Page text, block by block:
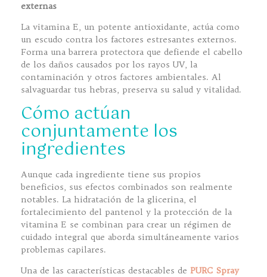
externas
La vitamina E, un potente antioxidante, actúa como
un escudo contra los factores estresantes externos.
Forma una barrera protectora que defiende el cabello
de los daños causados por los rayos UV, la
contaminación y otros factores ambientales. Al
salvaguardar tus hebras, preserva su salud y vitalidad.
Cómo actúan
conjuntamente los
ingredientes
Aunque cada ingrediente tiene sus propios
beneficios, sus efectos combinados son realmente
notables. La hidratación de la glicerina, el
fortalecimiento del pantenol y la protección de la
vitamina E se combinan para crear un régimen de
cuidado integral que aborda simultáneamente varios
problemas capilares.
Una de las características destacables de PURC Spray